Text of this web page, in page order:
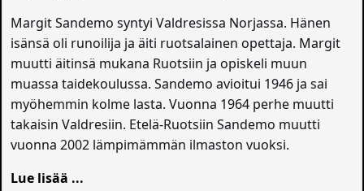
Margit Sandemo syntyi Valdresissa Norjassa. Hänen
isänsä oli runoilija ja äiti ruotsalainen opettaja. Margit
muutti äitinsä mukana Ruotsiin ja opiskeli muun
muassa taidekoulussa. Sandemo avioitui 1946 ja sai
myöhemmin kolme lasta. Vuonna 1964 perhe muutti
takaisin Valdresiin. Etelä-Ruotsiin Sandemo muutti
vuonna 2002 lämpimämmän ilmaston vuoksi.
Lue lisää ...